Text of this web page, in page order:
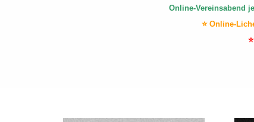
Online-Vereinsabend
⭐ Online-